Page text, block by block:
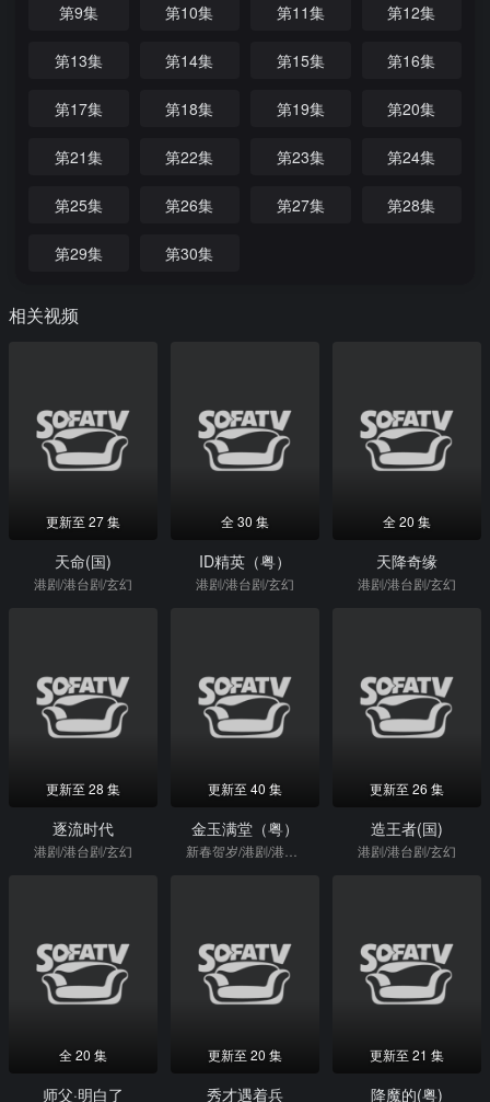
第9集 第10集 第11集 第12集
第13集 第14集 第15集 第16集
第17集 第18集 第19集 第20集
第21集 第22集 第23集 第24集
第25集 第26集 第27集 第28集
第29集 第30集
相关视频
更新至 27 集
天命(国)
港剧/港台剧/玄幻
全 30 集
ID精英（粤）
港剧/港台剧/玄幻
全 20 集
天降奇缘
港剧/港台剧/玄幻
更新至 28 集
逐流时代
港剧/港台剧/玄幻
更新至 40 集
金玉满堂（粤）
新春贺岁/港剧/港台剧/玄幻
更新至 26 集
造王者(国)
港剧/港台剧/玄幻
全 20 集
师父·明白了
更新至 20 集
秀才遇着兵
更新至 21 集
降魔的(粤)